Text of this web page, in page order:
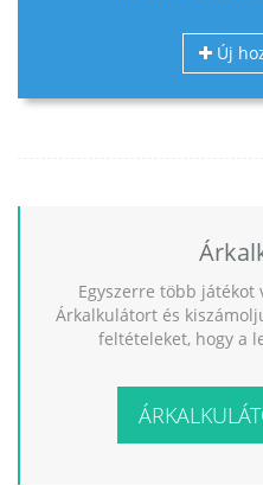
Új
Egyszerre több játékot
Árkalkulátort és
feltételeket, hogy a